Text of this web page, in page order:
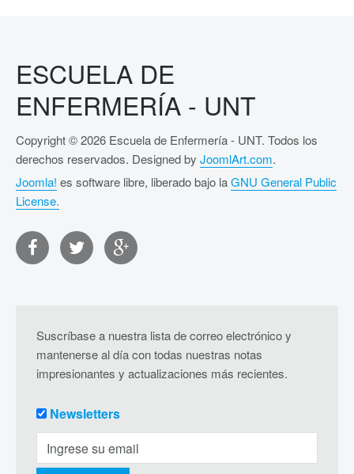
ESCUELA DE
ENFERMERÍA - UNT
Copyright © 2026 Escuela de Enfermería - UNT. Todos los
derechos reservados. Designed by JoomlArt.com.
Joomla! es software libre, liberado bajo laGNU General Public
License.
Suscríbase a nuestra lista de correo electrónico y
mantenerse al día con todas nuestras notas
impresionantes y actualizaciones más recientes.
Newsletters